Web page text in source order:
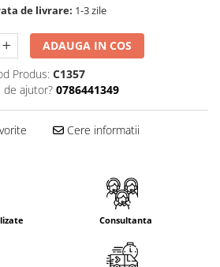
de livrare: 1-3 zile
ADAUGA IN COS
Produs: C1357
de ajutor? 0786441349
Cere informatii
Consultanta